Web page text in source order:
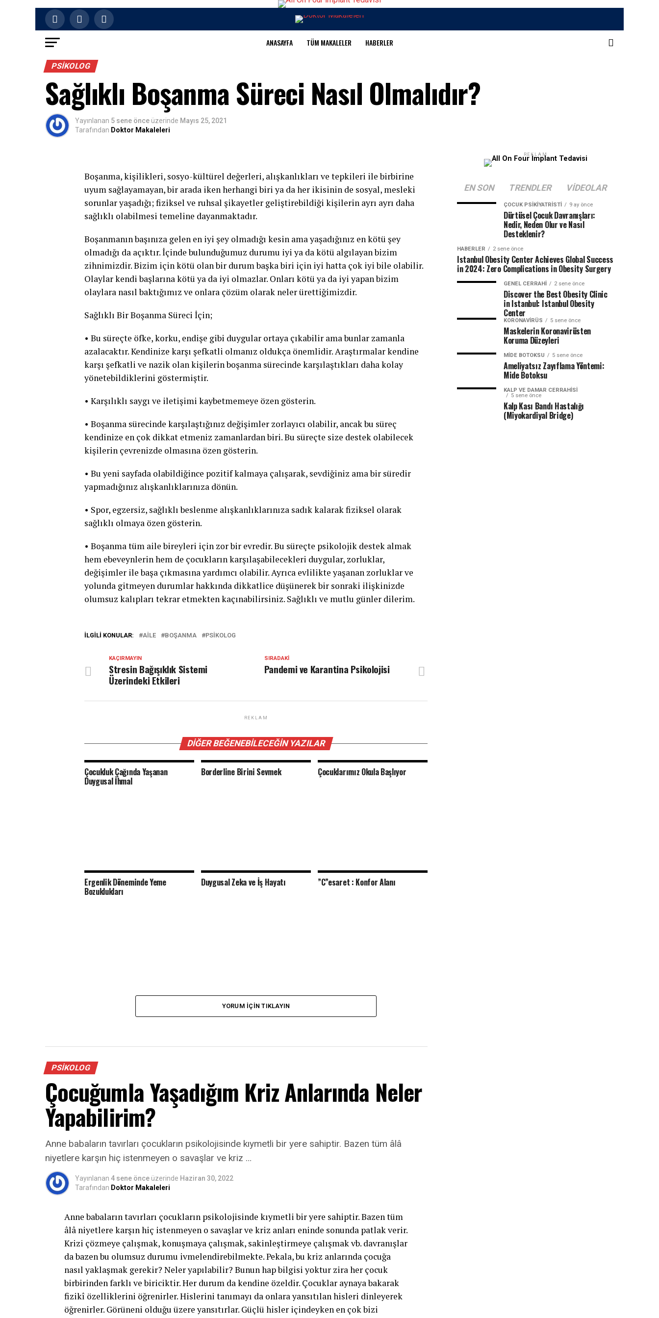
ANASAYFA TÜM MAKALELER HABERLER
PSIKOLOG
Sağlıklı Boşanma Süreci Nasıl Olmalıdır?
Yayınlanan 5 sene önce üzerinde Mayıs 25, 2021
Tarafından Doktor Makaleleri
Boşanma, kişilikleri, sosyo-kültürel değerleri, alışkanlıkları ve tepkileri ile birbirine
uyum sağlayamayan, bir arada iken herhangi biri ya da her ikisinin de sosyal, mesleki
sorunlar yaşadığı; fiziksel ve ruhsal şikayetler geliştirebildiği kişilerin ayrı ayrı daha
sağlıklı olabilmesi temeline dayanmaktadır.
Boşanmanın başınıza gelen en iyi şey olmadığı kesin ama yaşadığınız en kötü şey
olmadığı da açıktır. İçinde bulunduğumuz durumu iyi ya da kötü algılayan bizim
zihnimizdir. Bizim için kötü olan bir durum başka biri için iyi hatta çok iyi bile olabilir.
Olaylar kendi başlarına kötü ya da iyi olmazlar. Onları kötü ya da iyi yapan bizim
olaylara nasıl baktığımız ve onlara çözüm olarak neler ürettiğimizdir.
Sağlıklı Bir Boşanma Süreci İçin;
• Bu süreçte öfke, korku, endişe gibi duygular ortaya çıkabilir ama bunlar zamanla
azalacaktır. Kendinize karşı şefkatli olmanız oldukça önemlidir. Araştırmalar kendine
karşı şefkatli ve nazik olan kişilerin boşanma sürecinde karşılaştıkları daha kolay
yönetebildiklerini göstermiştir.
• Karşılıklı saygı ve iletişimi kaybetmemeye özen gösterin.
• Boşanma sürecinde karşılaştığınız değişimler zorlayıcı olabilir, ancak bu süreç
kendinize en çok dikkat etmeniz zamanlardan biri. Bu süreçte size destek olabilecek
kişilerin çevrenizde olmasına özen gösterin.
• Bu yeni sayfada olabildiğince pozitif kalmaya çalışarak, sevdiğiniz ama bir süredir
yapmadığınız alışkanlıklarınıza dönün.
• Spor, egzersiz, sağlıklı beslenme alışkanlıklarınıza sadık kalarak fiziksel olarak
sağlıklı olmaya özen gösterin.
• Boşanma tüm aile bireyleri için zor bir evredir. Bu süreçte psikolojik destek almak
hem ebeveynlerin hem de çocukların karşılaşabilecekleri duygular, zorluklar,
değişimler ile başa çıkmasına yardımcı olabilir. Ayrıca evlilikte yaşanan zorluklar ve
yolunda gitmeyen durumlar hakkında dikkatlice düşünerek bir sonraki ilişkinizde
olumsuz kalıpları tekrar etmekten kaçınabilirsiniz. Sağlıklı ve mutlu günler dilerim.
İLGILI KONULAR: AILE BOŞANMA PSIKOLOG
SIRADAKI
Pandemi ve Karantina Psikolojisi
KAÇIRMAYIN
Stresin Bağışıklık Sistemi
Üzerindeki Etkileri
REKLAM
DIĞER BEĞENEBILECEĞIN YAZILAR
Çocukluk Çağında Yaşanan
Duygusal İhmal
Borderline Birini Sevmek Çocuklarımız Okula Başlıyor
Ergenlik Döneminde Yeme
Bozuklukları
Duygusal Zeka ve İş Hayatı ”C”esaret : Konfor Alanı
YORUM İÇIN TIKLAYIN
PSIKOLOG
Çocuğumla Yaşadığım Kriz Anlarında Neler
Yapabilirim?
Anne babaların tavırları çocukların psikolojisinde kıymetli bir yere sahiptir. Bazen tüm âlâ
niyetlere karşın hiç istenmeyen o savaşlar ve kriz …
Yayınlanan 4 sene önce üzerinde Haziran 30, 2022
Tarafından Doktor Makaleleri
Anne babaların tavırları çocukların psikolojisinde kıymetli bir yere sahiptir. Bazen tüm
âlâ niyetlere karşın hiç istenmeyen o savaşlar ve kriz anları eninde sonunda patlak verir.
Krizi çözmeye çalışmak, konuşmaya çalışmak, sakinleştirmeye çalışmak vb. davranışlar
da bazen bu olumsuz durumu ivmelendirebilmekte. Pekala, bu kriz anlarında çocuğa
nasıl yaklaşmak gerekir? Neler yapılabilir? Bunun hap bilgisi yoktur zira her çocuk
birbirinden farklı ve biriciktir. Her durum da kendine özeldir. Çocuklar aynaya bakarak
fizikî özelliklerini öğrenirler. Hislerini tanımayı da onlara yansıtılan hisleri dinleyerek
öğrenirler. Görüneni olduğu üzere yansıtırlar. Güçlü hisler içindeyken en çok bizi
REKLAM
EN SON TRENDLER VIDEOLAR
ÇOCUK PSIKIYATRISTI 9 ay önce
Dürtüsel Çocuk Davranışları:
Nedir, Neden Olur ve Nasıl
Desteklenir?
HABERLER 2 sene önce
Istanbul Obesity Center Achieves Global Success
in 2024: Zero Complications in Obesity Surgery
GENEL CERRAHI 2 sene önce
Discover the Best Obesity Clinic
in Istanbul: Istanbul Obesity
Center
KORONAVIRÜS 5 sene önce
Maskelerin Koronavirüsten
Koruma Düzeyleri
MIDE BOTOKSU 5 sene önce
Ameliyatsız Zayıflama Yöntemi:
Mide Botoksu
KALP VE DAMAR CERRAHISI
5 sene önce
Kalp Kası Bandı Hastalığı
(Miyokardiyal Bridge)